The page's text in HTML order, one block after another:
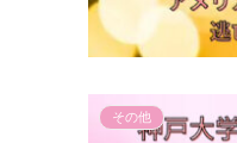
その他